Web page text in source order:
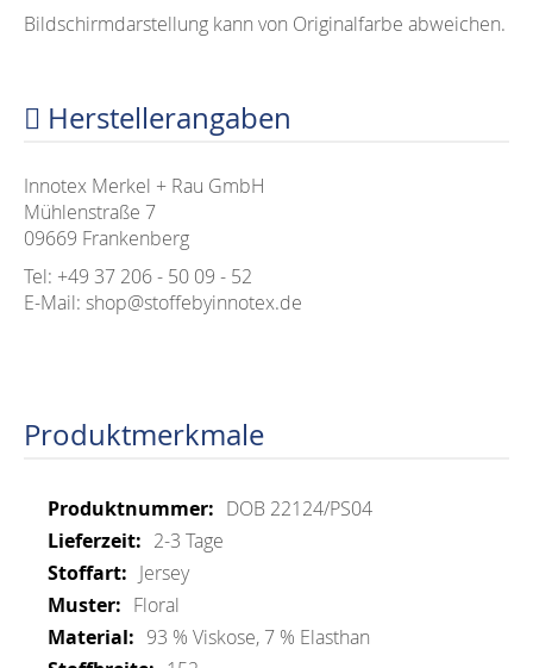
Bildschirmdarstellung kann von Originalfarbe abweichen.
Herstellerangaben
Innotex Merkel + Rau GmbH
Mühlenstraße 7
09669 Frankenberg
Tel: +49 37 206 - 50 09 - 52
E-Mail: shop@stoffebyinnotex.de
Produktmerkmale
Mehr
Informationen
DOB 22124/PS04
2-3 Tage
Jersey
Floral
93 % Viskose, 7 % Elasthan